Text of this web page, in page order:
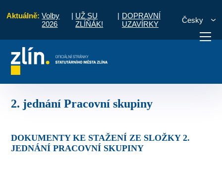
Aktuálně: Volby
2026
| UŽ SU
ZLÍŇÁK!
| DOPRAVNÍ
UZAVÍRKY
Česky
vyřídit Potřebuji zaplatit
2. jednání Pracovní skupiny
DOKUMENTY KE STAŽENÍ ZE SLOŽKY 2.
JEDNÁNÍ PRACOVNÍ SKUPINY